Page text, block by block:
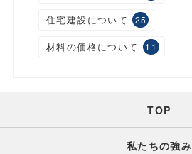
住宅建設について 25
材料の価格について 11
TOP
私たちの強み